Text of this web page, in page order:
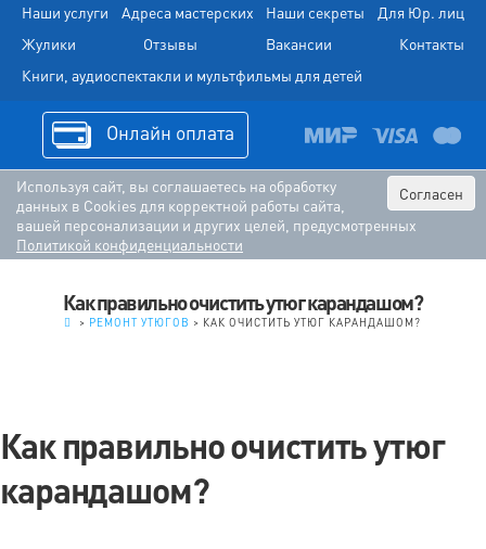
Наши услуги Адреса мастерских Наши секреты
Для Юр. лиц
Жулики
Отзывы Вакансии
Контакты
Книги, аудиоспектакли и мультфильмы для детей
Онлайн оплата
Согласен
Используя сайт, вы соглашаетесь на обработку
данных в Cookies для корректной работы сайта,
вашей персонализации и других целей, предусмотренных
Политикой конфиденциальности
Как правильно очистить утюг карандашом?
> РЕМОНТ УТЮГОВ > КАК ОЧИСТИТЬ УТЮГ КАРАНДАШОМ?
Как правильно очистить утюг
карандашом?